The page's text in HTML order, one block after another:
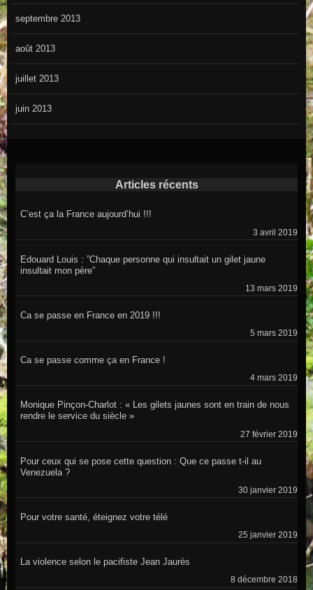
septembre 2013
août 2013
juillet 2013
juin 2013
Articles récents
C’est ça la France aujourd’hui !!!
3 avril 2019
Edouard Louis : ”Chaque personne qui insultait un gilet jaune
insultait mon père”
13 mars 2019
Ca se passe en France en 2019 !!!
5 mars 2019
Ca se passe comme ça en France !
4 mars 2019
Monique Pinçon-Charlot : « Les gilets jaunes sont en train de nous
rendre le service du siècle »
27 février 2019
Pour ceux qui se pose cette question : Que ce passe t-il au
Venezuela ?
30 janvier 2019
Pour votre santé, éteignez votre télé
25 janvier 2019
La violence selon le pacifiste Jean Jaurès
8 décembre 2018